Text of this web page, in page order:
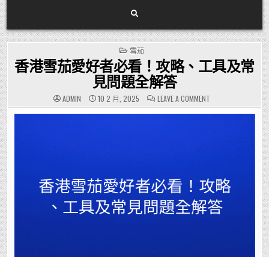
POSTED
IN
雪茄
香港雪茄愛好者必看！攻略、工具及常
見問題全解答
ADMIN 10 2 月, 2025 LEAVE A COMMENTON
香
港
略、
工
具
及
常
見